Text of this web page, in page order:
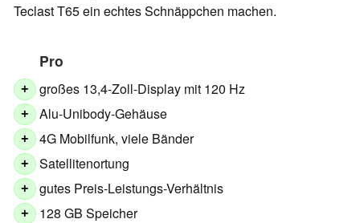
Teclast T65 ein echtes Schnäppchen machen.
Pro
+ großes 13,4-Zoll-Display mit 120 Hz
+ Alu-Unibody-Gehäuse
+ 4G Mobilfunk, viele Bänder
+ Satellitenortung
+ gutes Preis-Leistungs-Verhältnis
+ 128 GB Speicher